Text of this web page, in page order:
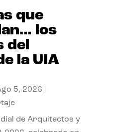
que
los
del
la UIA
5, 2026
de Arquitectos y